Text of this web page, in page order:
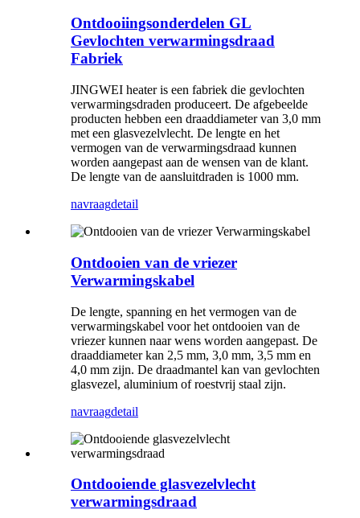
Ontdooiingsonderdelen GL
Gevlochten verwarmingsdraad
Fabriek
JINGWEI heater is een fabriek die gevlochten
verwarmingsdraden produceert. De afgebeelde
producten hebben een draaddiameter van 3,0 mm
met een glasvezelvlecht. De lengte en het
vermogen van de verwarmingsdraad kunnen
worden aangepast aan de wensen van de klant.
De lengte van de aansluitdraden is 1000 mm.
navraagdetail
Ontdooien van de vriezer
Verwarmingskabel
De lengte, spanning en het vermogen van de
verwarmingskabel voor het ontdooien van de
vriezer kunnen naar wens worden aangepast. De
draaddiameter kan 2,5 mm, 3,0 mm, 3,5 mm en
4,0 mm zijn. De draadmantel kan van gevlochten
glasvezel, aluminium of roestvrij staal zijn.
navraagdetail
Ontdooiende glasvezelvlecht
verwarmingsdraad